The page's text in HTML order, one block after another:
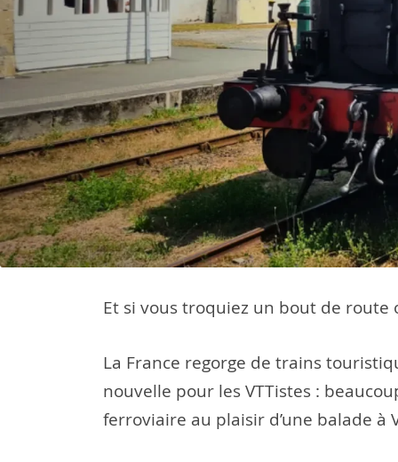
Et si vous troquiez un bout de
La France regorge de trains
nouvelle pour les VTTistes :
ferroviaire au plaisir d’une balade à